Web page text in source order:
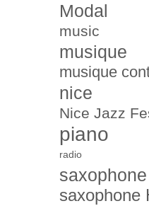
Modal
music
musique
musique
nice
Nice Jazz
piano
radio
saxophone
saxophone